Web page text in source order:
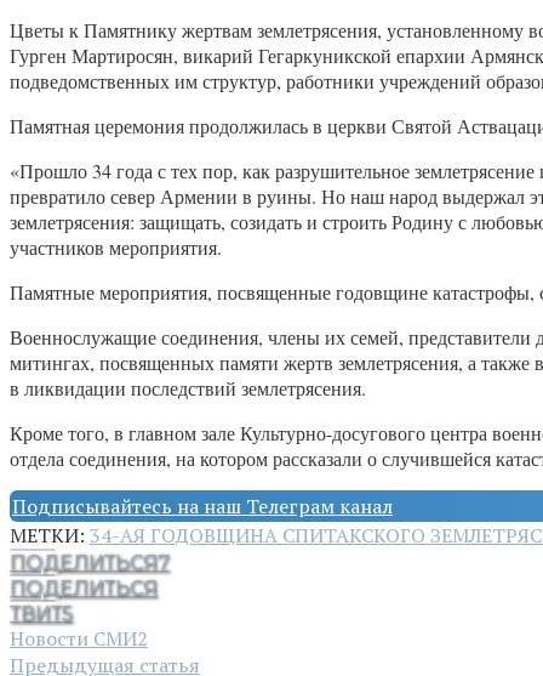
Цветы к Памятнику жертвам землетрясения, установленному
Гурген Мартиросян, викарий Гегаркуникской епархии
подведомственных им структур, работники учреждений
Памятная церемония продолжилась в церкви Святой
«Прошло 34 года с тех пор, как разрушительное
превратило север Армении в руины. Но наш народ выдержал
землетрясения: защищать, созидать и строить Родину с
участников мероприятия.
Памятные мероприятия, посвященные годовщине
Военнослужащие соединения, члены их семей,
митингах, посвященных памяти жертв землетрясения, а
в ликвидации последствий землетрясения.
Кроме того, в главном зале Культурно-досугового центра
отдела соединения, на котором рассказали о случившейся
Подписывайтесь на наш Телеграм канал
МЕТКИ: 34-АЯ ГОДОВЩИНА СПИТАКСКОГО
ПОДЕЛИТЬСЯ7
ПОДЕЛИТЬСЯ
ТВИТ5
Новости СМИ2
Предыдущая статья